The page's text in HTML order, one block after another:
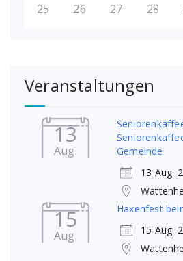
25 26 27 28
Veranstaltungen
13
Aug.
Gemeinde
13 Aug.
15
Aug.
Haxenfest
15 Aug.